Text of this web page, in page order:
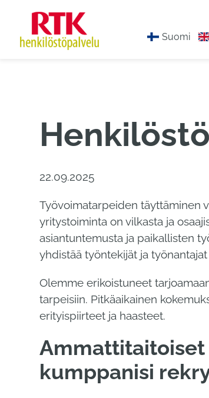
sisältöön
Suomi
22.09.2025
Työvoimatarpeiden täyttäminen
yritystoiminta on vilkasta ja
asiantuntemusta ja paikallisten
yhdistää työntekijät ja
Olemme erikoistuneet
tarpeisiin. Pitkäaikainen
erityispiirteet ja haasteet.
Ammattitaitoiset
kumppanisi